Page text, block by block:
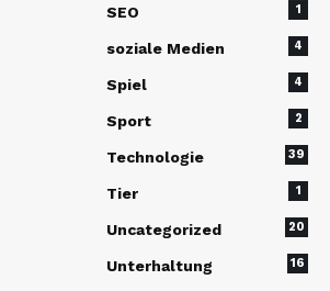
SEO 1
soziale Medien 4
Spiel 4
Sport 2
Technologie 39
Tier 1
Uncategorized 20
Unterhaltung 16